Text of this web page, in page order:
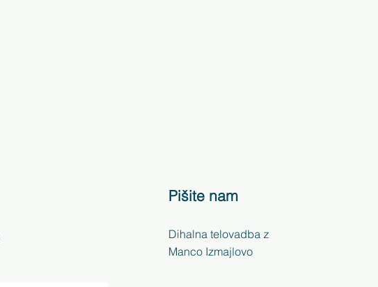
Pišite nam
Dihalna telovadba z
Manco Izmajlovo